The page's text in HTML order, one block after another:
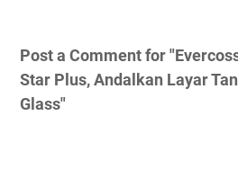
Post a Comment for
Star Plus, Andalkan Layar
Glass"